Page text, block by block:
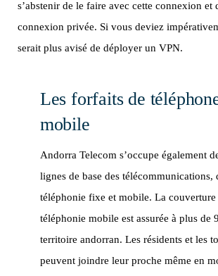
s’abstenir de le faire avec cette connexion et
connexion privée. Si vous deviez
serait plus avisé de déployer un VPN.
Les forfaits de
mobile
Andorra Telecom s’occupe également
lignes de base des télécommunications,
téléphonie fixe et mobile. La couverture
téléphonie mobile est assurée à plus de
territoire andorran. Les résidents et les
peuvent joindre leur proche même en